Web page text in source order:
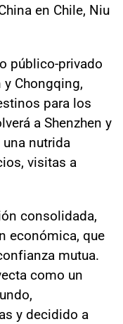
en Chile, Niu
público-privado
Chongqing,
para los
a Shenzhen y
nutrida
visitas a
consolidada,
económica, que
mutua.
como un
y decidido a